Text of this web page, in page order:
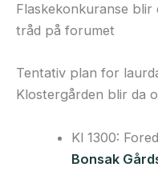
Flaskekonkuranse blir
tråd på forumet
Tentativ plan for
Klostergården blir da
Kl 1300:
Bonsak